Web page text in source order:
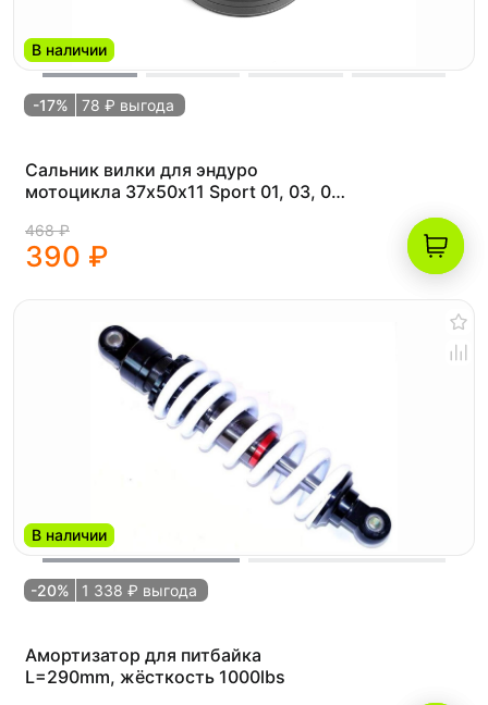
В наличии
-17% 78 ₽ выгода
Сальник вилки для эндуро
мотоцикла 37х50х11 Sport 01, 03, 06,
468 ₽
390 ₽
В наличии
-20% 1 338 ₽ выгода
Амортизатор для питбайка
L=290mm, жёсткость 1000lbs